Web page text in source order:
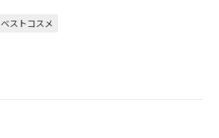
ベストコスメ